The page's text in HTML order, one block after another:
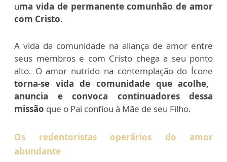
uma vida de permanente comunhão de amor
com Cristo.
A vida da comunidade na aliança de amor entre
seus membros e com Cristo chega a seu ponto
alto. O amor nutrido na contemplação do Ícone
torna-se vida de comunidade que acolhe,
anuncia e convoca continuadores dessa
missão que o Pai confiou à Mãe de seu Filho.
Os redentoristas operários do amor
abundante